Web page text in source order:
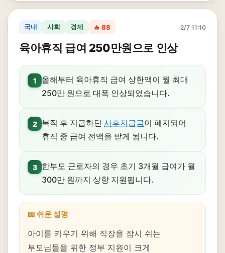
국내 사회 경제 🔥 88 2/7 11:10
육아휴직 급여 250만원으로 인상
1
올해부터 육아휴직 급여 상한액이 월 최대
250만 원으로 대폭 인상되었습니다.
2 복직 후 지급하던 사후지급금이 폐지되어
휴직 중 급여 전액을 받게 됩니다.
3
한부모 근로자의 경우 초기 3개월 급여가 월
300만 원까지 상향 지원됩니다.
📖 쉬운 설명
아이를 키우기 위해 직장을 잠시 쉬는
부모님들을 위한 정부 지원이 크게